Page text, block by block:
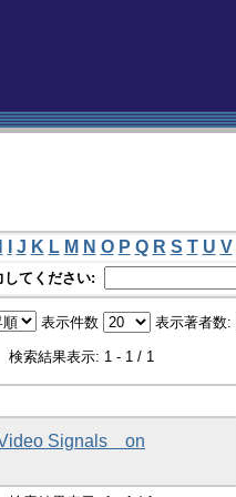
J K L M N O P Q R S T U V
てください:
表示件数 表示著者数:
検索結果表示: 1 - 1 / 1
Video Signals on